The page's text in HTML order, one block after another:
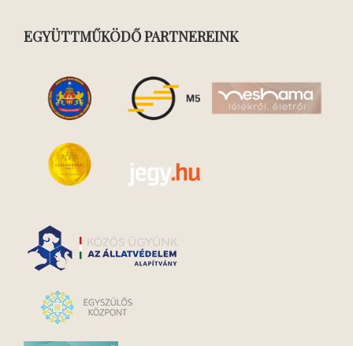
EGYÜTTMŰKÖDŐ PARTNEREINK